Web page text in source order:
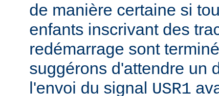
de manière certaine si
enfants inscrivant des
redémarrage sont
suggérons d'attendre un
l'envoi du signal USR1